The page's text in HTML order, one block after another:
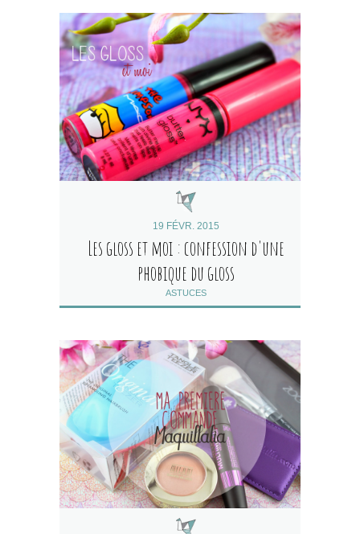
19 FÉVR. 2015
Les gloss et moi : confession d'une
phobique du gloss
ASTUCES